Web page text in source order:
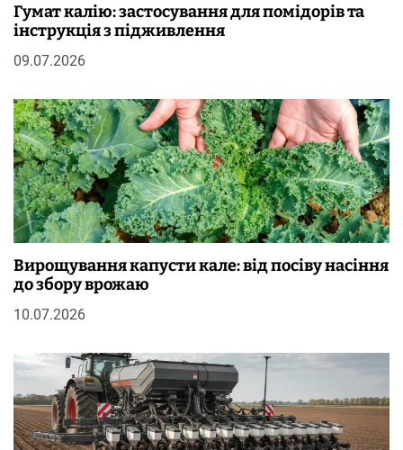
Гумат калію: застосування для помідорів та
інструкція з підживлення
09.07.2026
Вирощування капусти кале: від посіву насіння
до збору врожаю
10.07.2026